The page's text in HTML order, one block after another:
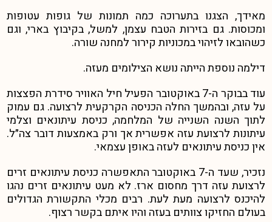
מאידך, הצגנו בתערוכה כמה תמונות של גופות עטופות
ומכוסות. גם בזירות הטבח עצמן, למשל, בקיבוץ בארי, וגם
כשהובאו לזיהוי במכוניות קירור למחנה שורה.
דילמה נוספת הייתה נושא הצילומים מעזה.
עוד בבוקר ה-7 באוקטובר הפעיל חיל האוויר סידרת הפצצות
על עזה, ובהמשך החלה הכניסה הקרקעית לרצועה. גם עמוק
לתוך השנה השנייה של המלחמה, כניסת עיתונאים וצלמי
עיתונות לרצועת עזה אפשרית אך ורק באמצעות דובר צה״ל.
אין כניסת עיתונאים לעזה באופן עצמאי.
נזכיר, שעד ה-7 באוקטובר התאפשרה כניסת עיתונאים זרים
לרצועת עזה דרך מחסום ארז. לא מעט עיתונאים זרים נהגו
להיכנס לרצועה מעת לעת. רבים מכלי התקשורת הגדולים
בעולם החזיקו צוותים בעזה והיו איתם בקשר רצוף.